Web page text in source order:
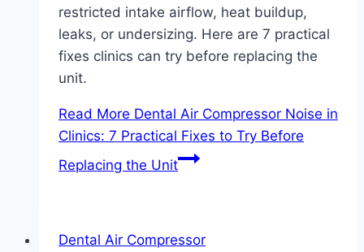
restricted intake airflow, heat buildup,
leaks, or undersizing. Here are 7 practical
fixes clinics can try before replacing the
unit.
Read More Dental Air Compressor Noise in
Clinics: 7 Practical Fixes to Try Before
Replacing the Unit
Dental Air Compressor